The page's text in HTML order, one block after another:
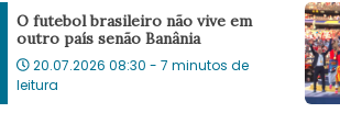
O futebol brasileiro não vive em
outro país senão Banânia
20.07.2026 08:30 - 7 minutos de
leitura